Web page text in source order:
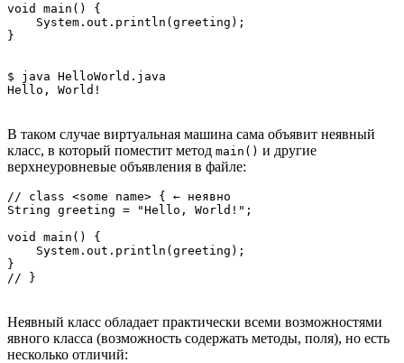
void main() {
    System.out.println(greeting);
$ java HelloWorld.java
В таком случае виртуальная машина сама объявит неявный
класс, в который поместит метод main() и другие
верхнеуровневые объявления в файле:
// class <some name> { ← неявно
String greeting = "Hello, World!";
void main() {
    System.out.println(greeting);
}
Неявный класс обладает практически всеми возможностями
явного класса (возможность содержать методы, поля), но есть
несколько отличий: